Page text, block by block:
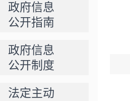
政府信息
公开指南
政府信息
公开制度
法定主动